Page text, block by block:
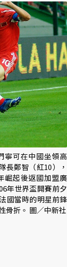
寧可在中國坐領高
長鄭智（紅10），
崛起後返國加盟廣
年世界盃開賽前夕
國當時的明星前鋒
骨折。 圖／中新社